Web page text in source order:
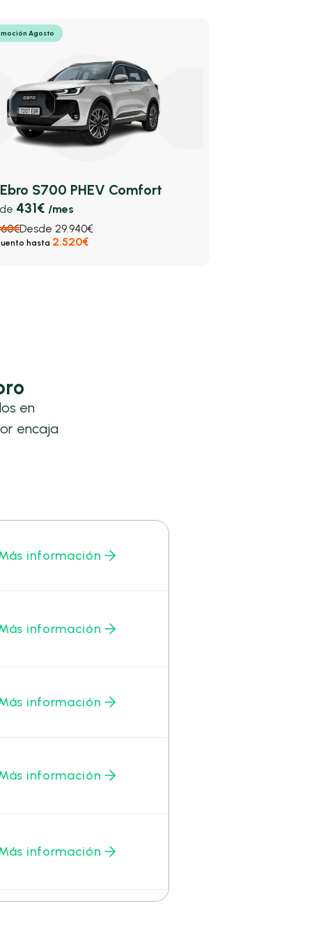
Agosto
Ebro S700 PHEV Comfort
431€ /mes
Desde 29.940€
hasta 2.520€
en
encaja
información
información
información
información
información